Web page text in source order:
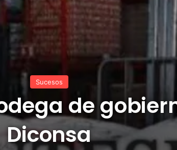
Sucesos
de
Diconsa